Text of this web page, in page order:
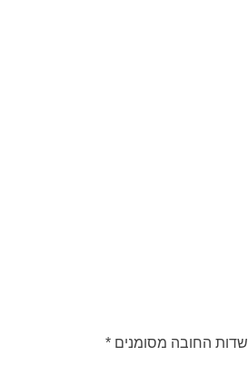
שדות החובה מסומנים*